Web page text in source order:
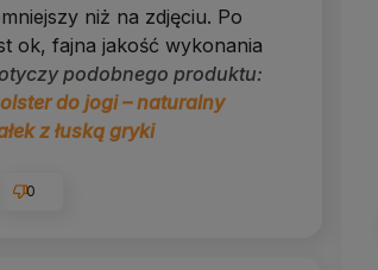
niż na zdjęciu. Po
ok, fajna jakość wykonania
podobnego produktu:
do jogi – naturalny
z łuską gryki
0